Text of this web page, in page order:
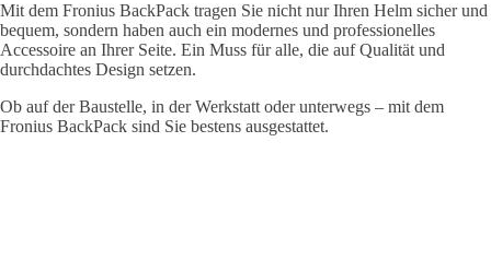
Mit dem Fronius BackPack tragen Sie nicht nur Ihren Helm sicher und
bequem, sondern haben auch ein modernes und professionelles
Accessoire an Ihrer Seite. Ein Muss für alle, die auf Qualität und
durchdachtes Design setzen.
Ob auf der Baustelle, in der Werkstatt oder unterwegs – mit dem
Fronius BackPack sind Sie bestens ausgestattet.